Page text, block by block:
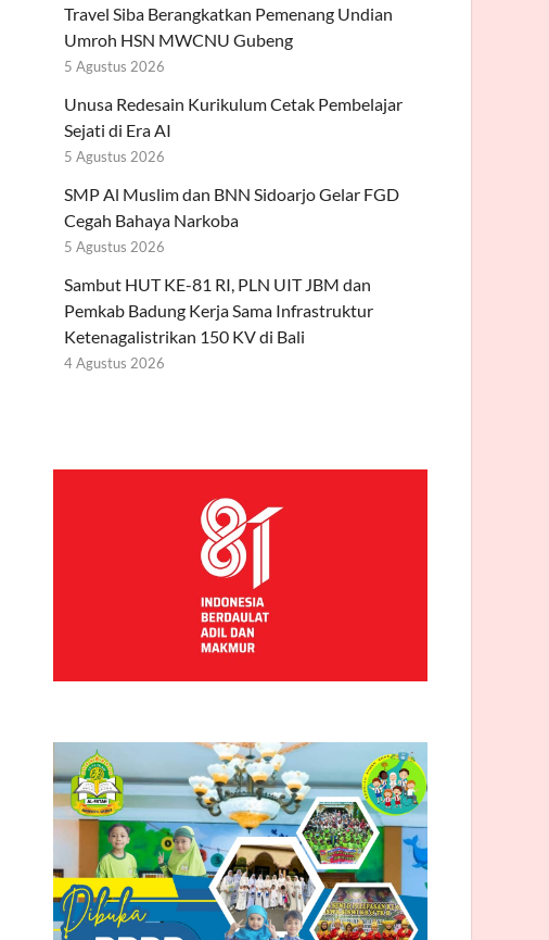
Travel Siba Berangkatkan Pemenang Undian
Umroh HSN MWCNU Gubeng
5 Agustus 2026
Unusa Redesain Kurikulum Cetak Pembelajar
Sejati di Era AI
5 Agustus 2026
SMP Al Muslim dan BNN Sidoarjo Gelar FGD
Cegah Bahaya Narkoba
5 Agustus 2026
Sambut HUT KE-81 RI, PLN UIT JBM dan
Pemkab Badung Kerja Sama Infrastruktur
Ketenagalistrikan 150 KV di Bali
4 Agustus 2026